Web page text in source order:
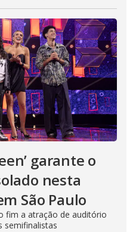
garante o
nesta
São Paulo
fim a atração de auditório
semifinalistas